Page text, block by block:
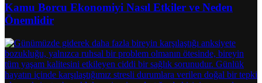
Kamu Borcu Ekonomiyi Nasıl Etkiler ve Neden
Önemlidir